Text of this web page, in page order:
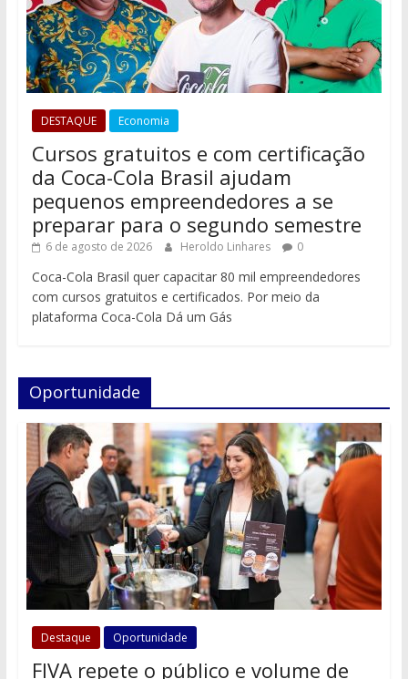
DESTAQUE Economia
Cursos gratuitos e com certificação
da Coca-Cola Brasil ajudam
pequenos empreendedores a se
preparar para o segundo semestre
6 de agosto de 2026 Heroldo Linhares 0
Coca-Cola Brasil quer capacitar 80 mil empreendedores
com cursos gratuitos e certificados. Por meio da
plataforma Coca-Cola Dá um Gás
Oportunidade
Destaque Oportunidade
FIVA repete o público e volume de